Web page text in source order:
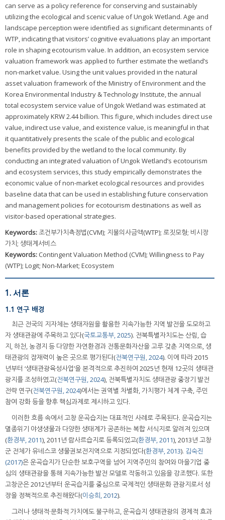
can serve as a policy reference for conserving and sustainably
utilizing the ecological and scenic value of Ungok Wetland. Age and
landscape perception were identified as significant determinants of
WTP, indicating that visitors’ cognitive evaluations play an important
role in shaping ecotourism value. In addition, an ecosystem service
valuation framework was applied to further estimate the wetland’s
non-market value. Using the unit values provided in the natural
asset valuation framework of the Ministry of Environment and the
Korea Environmental Industry & Technology Institute, the annual
total ecosystem service value of Ungok Wetland was estimated at
approximately KRW 2.44 billion. This figure, which includes direct use
value, indirect use value, and existence value, is meaningful in that
it quantitatively presents the scale of the public and ecological
benefits provided by the wetland to the local community. By
conducting an integrated valuation of Ungok Wetland’s ecotourism
and ecosystem services, this study empirically demonstrates the
economic value of non-market ecological resources and provides
baseline data that can be used in establishing future conservation
and management policies for ecotourism destinations as well as
visitor-based operational strategies.
Keywords:조건부가치측정법(CVM); 지불의사금액(WTP); 로짓모형; 비시장
가치; 생태계서비스
Keywords: Contingent Valuation Method (CVM); Willingness to Pay
(WTP); Logit; Non-Market; Ecosystem
1. 서론
1.1 연구 배경
최근 전국의 지자체는 생태자원을 활용한 지속가능한 지역 발전을 도모하고
자 생태관광에 주목하고 있다(국토교통부, 2025). 전북특별자치도는 산림, 습
지, 하천, 농경지 등 다양한 자연환경과 전통문화자산을 고루 갖춘 지역으로, 생
태관광의 잠재력이 높은 곳으로 평가된다(전북연구원, 2024). 이에 따라 2015
년부터 ‘생태관광육성사업’을 본격적으로 추진하여 2025년 현재 12곳의 생태관
광지를 조성하였고(전북연구원, 2024), 전북특별자치도 생태관광 중장기 발전
전략 연구(전북연구원, 2024)에서는 권역별 차별화, 가치평가 체계 구축, 주민
참여 강화 등을 향후 핵심과제로 제시하고 있다.
이러한 흐름 속에서 고창 운곡습지는 대표적인 사례로 주목된다. 운곡습지는
멸종위기 야생생물과 다양한 생태계가 공존하는 복합 서식지로 알려져 있으며
(환경부, 2011), 2011년 람사르습지로 등록되었고(환경부, 2011), 2013년 고창
군 전체가 유네스코 생물권보전지역으로 지정되었다(환경부, 2013). 김숙진
(2017)은 운곡습지가 단순한 보호구역을 넘어 지역주민의 참여와 마을기업 중
심의 생태관광을 통해 지속가능한 발전 모델로 작동하고 있음을 강조했다. 또한
고창군은 2012년부터 운곡습지를 중심으로 국제적인 생태문화 관광지로서 성
장을 정책적으로 추진해왔다(이승희, 2012).
그러나 생태적·문화적 가치에도 불구하고, 운곡습지 생태관광의 경제적 효과